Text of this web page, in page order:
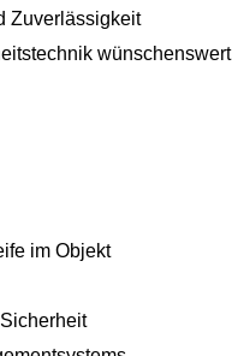
Zuverlässigkeit
wünschenswert
im Objekt